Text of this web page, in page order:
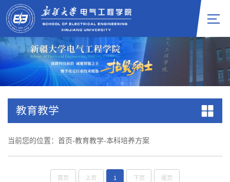
教育教学
当前您的位置： 首页-教育教学-本科培养方案
首页 上页 1 下页 尾页